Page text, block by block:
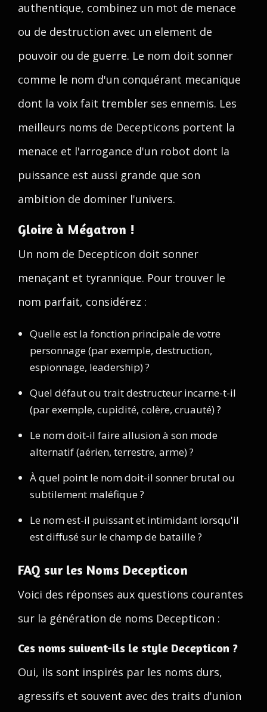
authentique, combinez un mot de menace
ou de destruction avec un element de
pouvoir ou de guerre. Le nom doit sonner
comme le nom d'un conquérant mecanique
dont la voix fait trembler ses ennemis. Les
meilleurs noms de Decepticons portent la
menace et l'arrogance d'un robot dont la
puissance est aussi grande que son
ambition de dominer l'univers.
Gloire à Mégatron !
Un nom de Decepticon doit sonner
menaçant et tyrannique. Pour trouver le
nom parfait, considérez :
Quelle est la fonction principale de votre
personnage (par exemple, destruction,
espionnage, leadership) ?
Quel défaut ou trait destructeur incarne-t-il
(par exemple, cupidité, colère, cruauté) ?
Le nom doit-il faire allusion à son mode
alternatif (aérien, terrestre, arme) ?
À quel point le nom doit-il sonner brutal ou
subtilement maléfique ?
Le nom est-il puissant et intimidant lorsqu'il
est diffusé sur le champ de bataille ?
FAQ sur les Noms Decepticon
Voici des réponses aux questions courantes
sur la génération de noms Decepticon :
Ces noms suivent-ils le style Decepticon ?
Oui, ils sont inspirés par les noms durs,
agressifs et souvent avec des traits d'union